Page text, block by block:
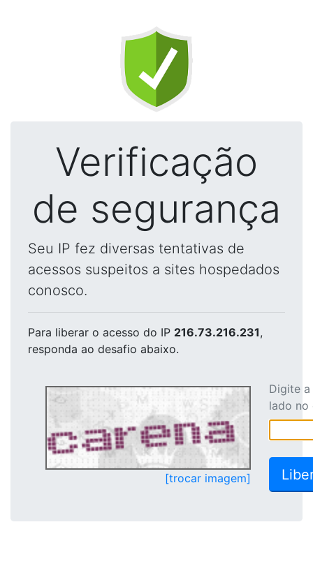
Verificação
de segurança
Seu IP fez diversas tentativas de
acessos suspeitos a sites hospedados
conosco.
Para liberar o acesso do IP 216.73.216.231,
responda ao desafio abaixo.
[trocar imagem]
Digite
lado no